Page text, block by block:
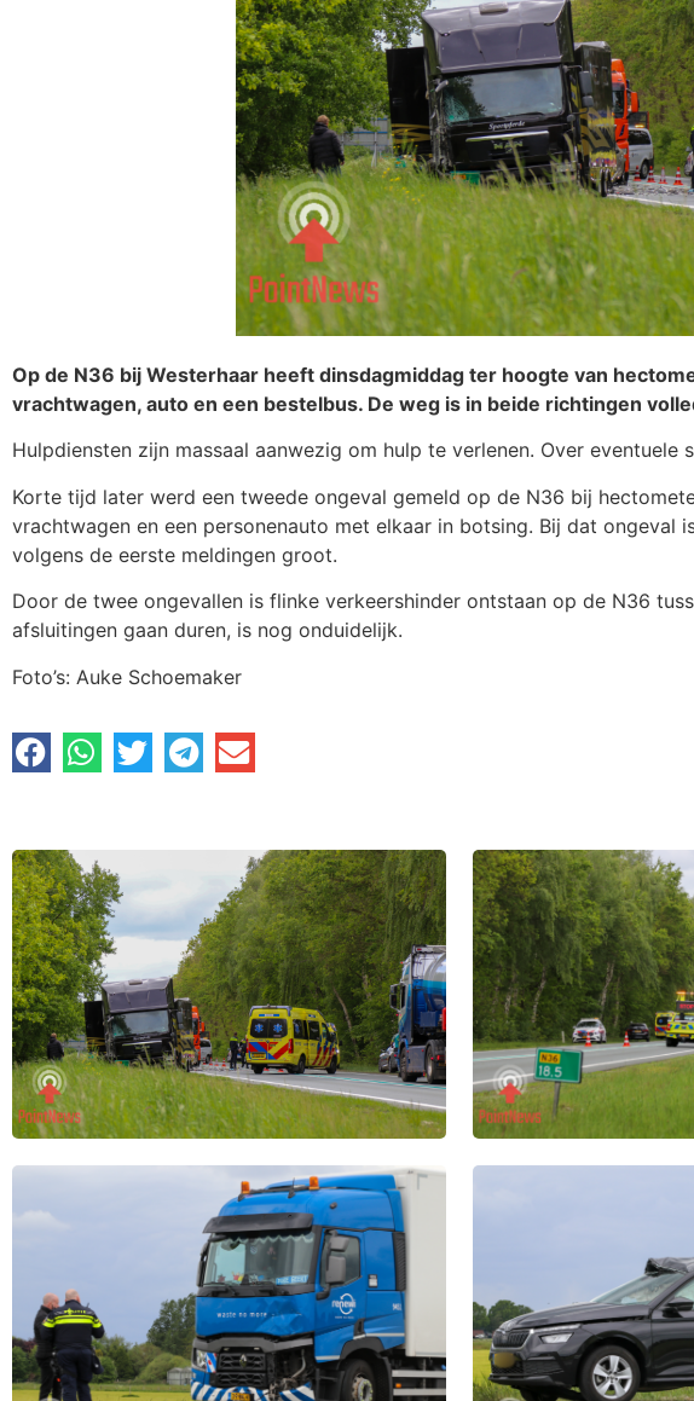
Op de N36 bij Westerhaar heeft dinsdagmiddag ter hoogte van
vrachtwagen, auto en een bestelbus. De weg is in beide richtingen
Hulpdiensten zijn massaal aanwezig om hulp te verlenen. Over
Korte tijd later werd een tweede ongeval gemeld op de N36 bij
vrachtwagen en een personenauto met elkaar in botsing. Bij dat ongeval
volgens de eerste meldingen groot.
Door de twee ongevallen is flinke verkeershinder ontstaan op de N36
afsluitingen gaan duren, is nog onduidelijk.
Foto’s: Auke Schoemaker